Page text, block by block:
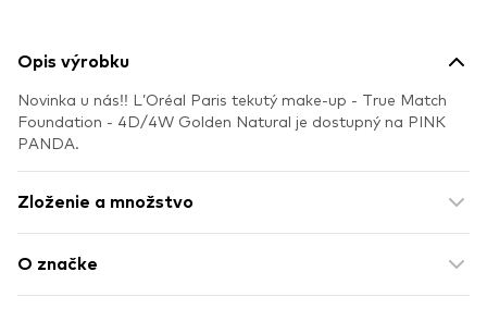
Opis výrobku
Novinka u nás!! L’Oréal Paris tekutý make-up - True Match
Foundation - 4D/4W Golden Natural je dostupný na PINK
PANDA.
Zloženie a množstvo
O značke